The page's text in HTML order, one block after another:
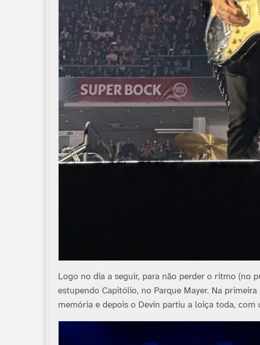
Logo no dia a seguir, para não perder o ritmo (no
estupendo Capitólio, no Parque Mayer. Na
memória e depois o Devin partiu a loiça toda,